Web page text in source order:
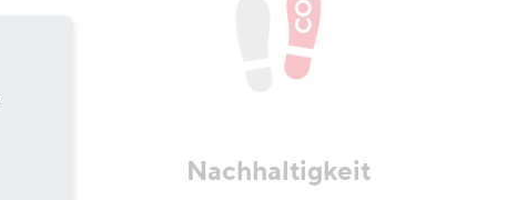
Nachhaltigkeit